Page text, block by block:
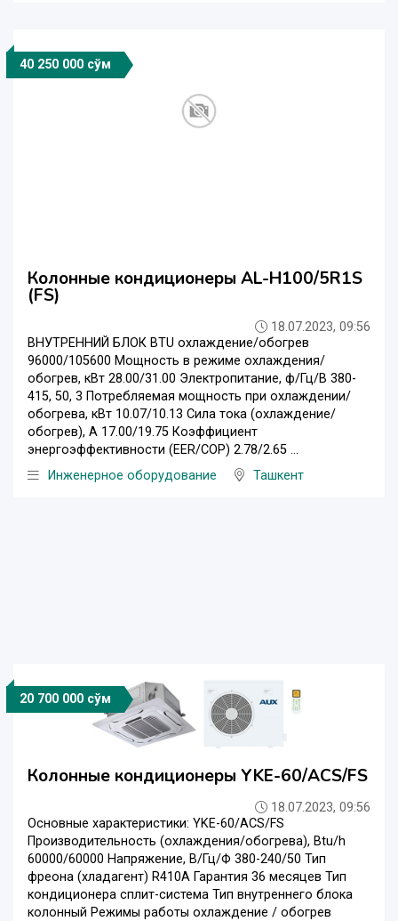
40 250 000 сўм
Колонные кондиционеры AL-H100/5R1S
(FS)
18.07.2023, 09:56
ВНУТРЕННИЙ БЛОК BTU охлаждение/обогрев
96000/105600 Мощность в режиме охлаждения/
обогрев, кВт 28.00/31.00 Электропитание, ф/Гц/В 380-
415, 50, 3 Потребляемая мощность при охлаждении/
обогрева, кВт 10.07/10.13 Сила тока (охлаждение/
обогрев), А 17.00/19.75 Коэффициент
энергоэффективности (EER/COP) 2.78/2.65 ...
Инженерное оборудование
Ташкент
20 700 000 сўм
Колонные кондиционеры YKE-60/ACS/FS
18.07.2023, 09:56
Основные характеристики: YKE-60/ACS/FS
Производительность (охлаждения/обогрева), Btu/h
60000/60000 Напряжение, В/Гц/Ф 380-240/50 Тип
фреона (хладагент) R410A Гарантия 36 месяцев Тип
кондиционера сплит-система Тип внутреннего блока
колонный Режимы работы охлаждение / обогрев